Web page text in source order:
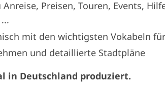
Preisen, Touren, Events,
mit den wichtigsten Vokabeln
und detaillierte Stadtpläne
in Deutschland produziert.